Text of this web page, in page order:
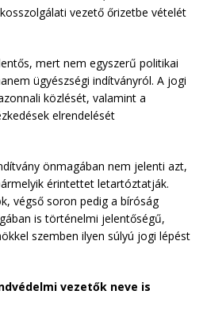
vezető őrizetbe vételét
mert nem egyszerű politikai
ügyészségi indítványról. A jogi
közlését, valamint a
elrendelését
önmagában nem jelenti azt,
érintettet letartóztatják.
végső soron pedig a bíróság
is történelmi jelentőségű,
szemben ilyen súlyú jogi lépést
vezetők neve is